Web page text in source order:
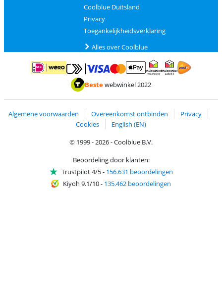
Coolblue Duitsland
Privacy
Toegankelijkheidsverklaring
Alles over Coolblue
Betalen met iDEAL | WeroBetalen met MasterCard en Visa via ClickToPay
Betalen met ApplePay
Thuiswinkel waarborg
Bestewebwinkel 2022
Algemene voorwaarden Overeenkomst ontbinden
Privacy
Cookies
English (EN)
© 1999 - 2026 - Coolblue B.V.
Beoordeling door klanten:
Trustpilot 4/5- 156.631 beoordelingen
Kiyoh 9.1/10- 135.462 beoordelingen